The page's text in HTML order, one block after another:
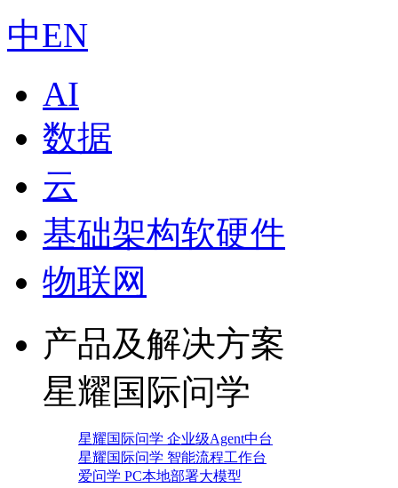
中EN
AI
数据
云
基础架构软硬件
物联网
产品及解决方案
星耀国际问学
星耀国际问学 企业级Agent中台
星耀国际问学 智能流程工作台
爱问学 PC本地部署大模型